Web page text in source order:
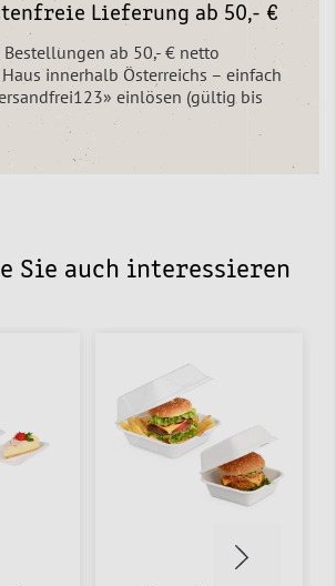
Lieferung ab 50,- €
ab 50,- € netto
innerhalb Österreichs – einfach
einlösen (gültig bis
Sie auch interessieren